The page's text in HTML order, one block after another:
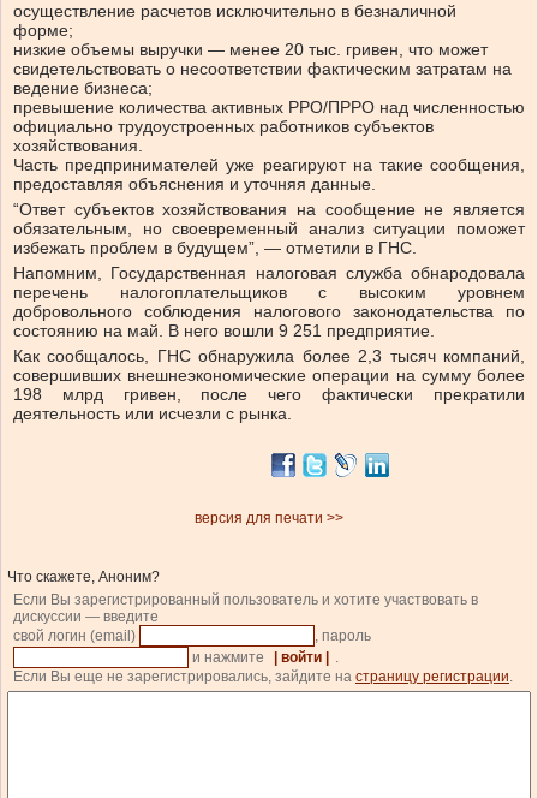
осуществление расчетов исключительно в безналичной
форме;
низкие объемы выручки — менее 20 тыс. гривен, что может
свидетельствовать о несоответствии фактическим затратам на
ведение бизнеса;
превышение количества активных РРО/ПРРО над численностью
официально трудоустроенных работников субъектов
хозяйствования.
Часть предпринимателей уже реагируют на такие сообщения,
предоставляя объяснения и уточняя данные.
“Ответ субъектов хозяйствования на сообщение не является
обязательным, но своевременный анализ ситуации поможет
избежать проблем в будущем”, — отметили в ГНС.
Напомним, Государственная налоговая служба обнародовала
перечень налогоплательщиков с высоким уровнем
добровольного соблюдения налогового законодательства по
состоянию на май. В него вошли 9 251 предприятие.
Как сообщалось, ГНС обнаружила более 2,3 тысяч компаний,
совершивших внешнеэкономические операции на сумму более
198 млрд гривен, после чего фактически прекратили
деятельность или исчезли с рынка.
версия для печати >>
Что скажете, Аноним?
Если Вы зарегистрированный пользователь и хотите участвовать в
дискуссии — введите
свой логин (email)
, пароль
и нажмите
| войти |
.
Если Вы еще не зарегистрировались, зайдите на страницу регистрации.